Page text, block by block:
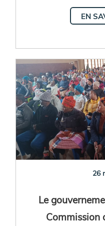
Nord,
Caraïbes se
EN
26
Le
Commission